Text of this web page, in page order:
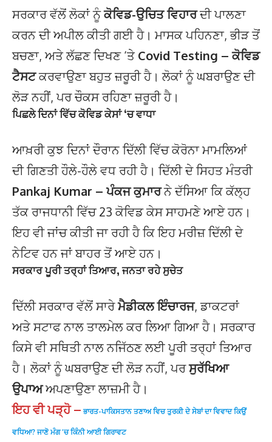
ਸਰਕਾਰ ਵੱਲੋਂ ਲੋਕਾਂ ਨੂੰਕੋਵਿਡ-ਉਚਿਤ ਵਿਹਾਰਦੀ ਪਾਲਣਾ
ਕਰਨ ਦੀ ਅਪੀਲ ਕੀਤੀ ਗਈ ਹੈ। ਮਾਸਕ ਪਹਿਨਣਾ, ਭੀੜ ਤੋਂ
ਬਚਣਾ, ਅਤੇ ਲੱਛਣ ਦਿਖਣ ‘ਤੇCovid Testing – ਕੋਵਿਡ
ਟੈਸਟਕਰਵਾਉਣਾ ਬਹੁਤ ਜ਼ਰੂਰੀ ਹੈ। ਲੋਕਾਂ ਨੂੰ ਘਬਰਾਉਣ ਦੀ
ਲੋੜ ਨਹੀਂ, ਪਰ ਚੌਕਸ ਰਹਿਣਾ ਜ਼ਰੂਰੀ ਹੈ।
ਪਿਛਲੇ ਦਿਨਾਂ ਵਿੱਚ ਕੋਵਿਡ ਕੇਸਾਂ ‘ਚ ਵਾਧਾ
ਆਖ਼ਰੀ ਕੁਝ ਦਿਨਾਂ ਦੌਰਾਨ ਦਿੱਲੀ ਵਿੱਚ ਕੋਰੋਨਾ ਮਾਮਲਿਆਂ
ਦੀ ਗਿਣਤੀ ਹੌਲੇ-ਹੌਲੇ ਵਧ ਰਹੀ ਹੈ। ਦਿੱਲੀ ਦੇ ਸਿਹਤ ਮੰਤਰੀ
Pankaj Kumar – ਪੰਕਜ ਕੁਮਾਰਨੇ ਦੱਸਿਆ ਕਿ ਕੱਲ੍ਹ
ਤੱਕ ਰਾਜਧਾਨੀ ਵਿੱਚ 23 ਕੋਵਿਡ ਕੇਸ ਸਾਹਮਣੇ ਆਏ ਹਨ।
ਇਹ ਵੀ ਜਾਂਚ ਕੀਤੀ ਜਾ ਰਹੀ ਹੈ ਕਿ ਇਹ ਮਰੀਜ਼ ਦਿੱਲੀ ਦੇ
ਨੇਟਿਵ ਹਨ ਜਾਂ ਬਾਹਰ ਤੋਂ ਆਏ ਹਨ।
ਸਰਕਾਰ ਪੂਰੀ ਤਰ੍ਹਾਂ ਤਿਆਰ, ਜਨਤਾ ਰਹੇ ਸੁਚੇਤ
ਦਿੱਲੀ ਸਰਕਾਰ ਵੱਲੋਂ ਸਾਰੇਮੈਡੀਕਲ ਇੰਚਾਰਜ, ਡਾਕਟਰਾਂ
ਅਤੇ ਸਟਾਫ ਨਾਲ ਤਾਲਮੇਲ ਕਰ ਲਿਆ ਗਿਆ ਹੈ। ਸਰਕਾਰ
ਕਿਸੇ ਵੀ ਸਥਿਤੀ ਨਾਲ ਨਜਿੱਠਣ ਲਈ ਪੂਰੀ ਤਰ੍ਹਾਂ ਤਿਆਰ
ਹੈ। ਲੋਕਾਂ ਨੂੰ ਘਬਰਾਉਣ ਦੀ ਲੋੜ ਨਹੀਂ, ਪਰਸੁਰੱਖਿਆ
ਉਪਾਅਅਪਣਾਉਣਾ ਲਾਜ਼ਮੀ ਹੈ।
ਇਹ ਵੀ ਪੜ੍ਹੋ – ਭਾਰਤ-ਪਾਕਿਸਤਾਨ ਤਣਾਅ ਵਿਚ ਤੁਰਕੀ ਦੇ ਸੇਬਾਂ ਦਾ ਵਿਵਾਦ ਕਿਉਂ
ਵਧਿਆ? ਜਾਣੋ ਮੰਗ ’ਚ ਕਿੰਨੀ ਆਈ ਗਿਰਾਵਟ